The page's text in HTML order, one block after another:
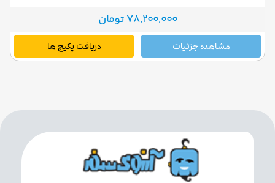
78,200,000 تومان
مشاهده جزئیات دریافت پکیج ها